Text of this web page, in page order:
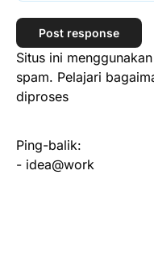
Situs ini
spam. Pelajari
diproses
Ping-balik:
- idea@work